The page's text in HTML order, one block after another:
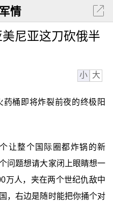
情
尼亚这刀砍俄半
小 大
桶即将炸裂前夜的终极阳
让整个国际圈都炸锅的新
问题想请大家闭上眼睛想一
人，夹在两个世纪仇敌中
，右边是随时能把你捅个对